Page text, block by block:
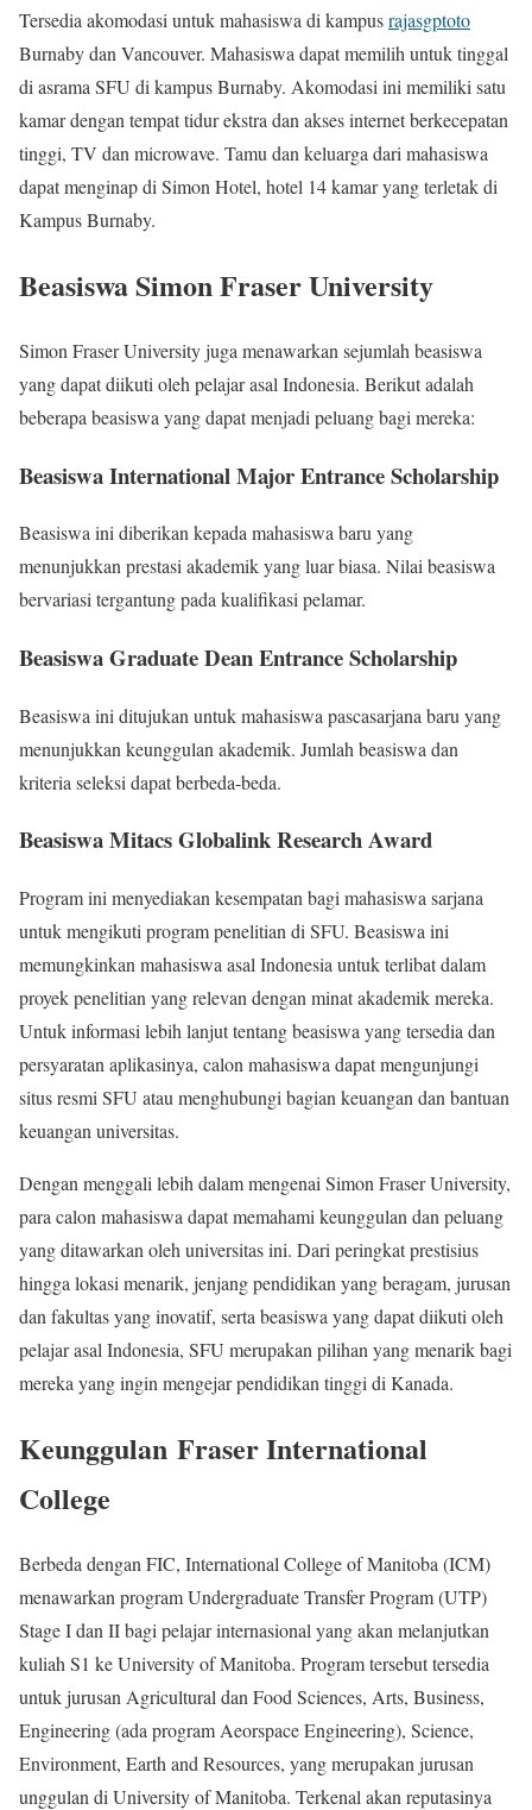
Tersedia akomodasi untuk mahasiswa di kampusrajasgptoto
Burnaby dan Vancouver. Mahasiswa dapat memilih untuk tinggal
di asrama SFU di kampus Burnaby. Akomodasi ini memiliki satu
kamar dengan tempat tidur ekstra dan akses internet berkecepatan
tinggi, TV dan microwave. Tamu dan keluarga dari mahasiswa
dapat menginap di Simon Hotel, hotel 14 kamar yang terletak di
Kampus Burnaby.
Beasiswa Simon Fraser University
Simon Fraser University juga menawarkan sejumlah beasiswa
yang dapat diikuti oleh pelajar asal Indonesia. Berikut adalah
beberapa beasiswa yang dapat menjadi peluang bagi mereka:
Beasiswa International Major Entrance Scholarship
Beasiswa ini diberikan kepada mahasiswa baru yang
menunjukkan prestasi akademik yang luar biasa. Nilai beasiswa
bervariasi tergantung pada kualifikasi pelamar.
Beasiswa Graduate Dean Entrance Scholarship
Beasiswa ini ditujukan untuk mahasiswa pascasarjana baru yang
menunjukkan keunggulan akademik. Jumlah beasiswa dan
kriteria seleksi dapat berbeda-beda.
Beasiswa Mitacs Globalink Research Award
Program ini menyediakan kesempatan bagi mahasiswa sarjana
untuk mengikuti program penelitian di SFU. Beasiswa ini
memungkinkan mahasiswa asal Indonesia untuk terlibat dalam
proyek penelitian yang relevan dengan minat akademik mereka.
Untuk informasi lebih lanjut tentang beasiswa yang tersedia dan
persyaratan aplikasinya, calon mahasiswa dapat mengunjungi
situs resmi SFU atau menghubungi bagian keuangan dan bantuan
keuangan universitas.
Dengan menggali lebih dalam mengenai Simon Fraser University,
para calon mahasiswa dapat memahami keunggulan dan peluang
yang ditawarkan oleh universitas ini. Dari peringkat prestisius
hingga lokasi menarik, jenjang pendidikan yang beragam, jurusan
dan fakultas yang inovatif, serta beasiswa yang dapat diikuti oleh
pelajar asal Indonesia, SFU merupakan pilihan yang menarik bagi
mereka yang ingin mengejar pendidikan tinggi di Kanada.
Keunggulan Fraser International
College
Berbeda dengan FIC, International College of Manitoba (ICM)
menawarkan program Undergraduate Transfer Program (UTP)
Stage I dan II bagi pelajar internasional yang akan melanjutkan
kuliah S1 ke University of Manitoba. Program tersebut tersedia
untuk jurusan Agricultural dan Food Sciences, Arts, Business,
Engineering (ada program Aeorspace Engineering), Science,
Environment, Earth and Resources, yang merupakan jurusan
unggulan di University of Manitoba. Terkenal akan reputasinya